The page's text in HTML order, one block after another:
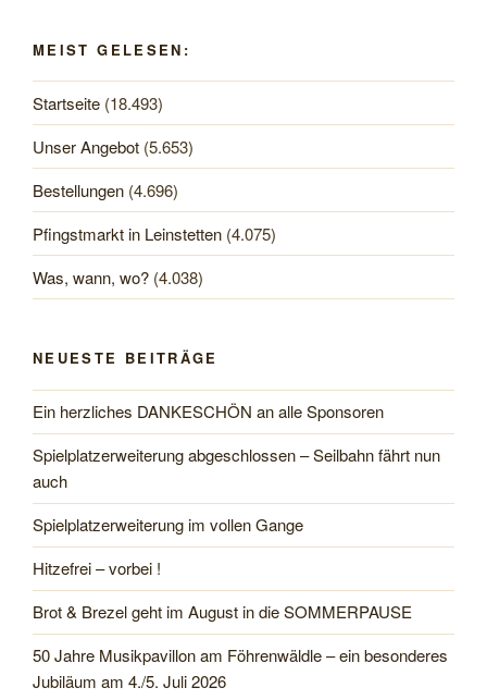
MEIST GELESEN:
Startseite (18.493)
Unser Angebot (5.653)
Bestellungen (4.696)
Pfingstmarkt in Leinstetten (4.075)
Was, wann, wo? (4.038)
NEUESTE BEITRÄGE
Ein herzliches DANKESCHÖN an alle Sponsoren
Spielplatzerweiterung abgeschlossen – Seilbahn fährt nun
auch
Spielplatzerweiterung im vollen Gange
Hitzefrei – vorbei !
Brot & Brezel geht im August in die SOMMERPAUSE
50 Jahre Musikpavillon am Föhrenwäldle – ein besonderes
Jubiläum am 4./5. Juli 2026